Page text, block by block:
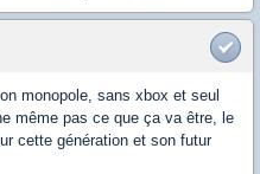
monopole, sans xbox et seul
même pas ce que ça va être, le
cette génération et son futur